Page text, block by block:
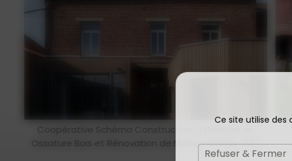
Ce site utilise des
Refuser & Fermer
Coopérative Schéma Construction : Extension en
Ossature Bois et Rénovation de Maison à Marly (59)